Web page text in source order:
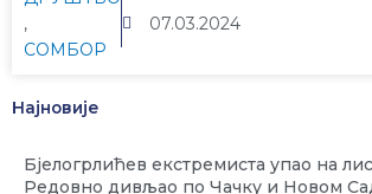
,
СОМБОР
07.03.2024
Најновије
Бјелогрлићев екстремиста упао на
Редовно дивљао по Чачку и Новом